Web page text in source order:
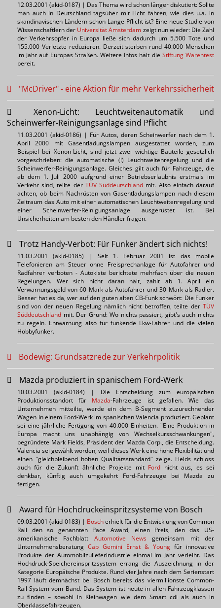
12.03.2001 (akid-0187) | Das Thema wird schon länger diskutiert: Sollte
man auch in Deutschland tagsüber mit Licht fahren, wie dies u.a. in
skandinavischen Ländern schon Lange Pflicht ist? Eine neue Studie von
Wissenschaftlern der Universität Amsterdam zeigt nun wieder: Die Zahl
der Verkehrsopfer in Europa ließe sich dadurch um 5.500 Tote und
155.000 Verletzte reduzieren. Derzeit sterben rund 40.000 Menschen
im Jahr auf Europas Straßen. Weitere Infos hält die Stiftung Warentest
bereit.
"McDriver" - eine Aktion für mehr Verkehrssicherheit
Xenon-Licht: Leuchtweitenautomatik und
Scheinwerfer-Reinigungsanlage sind Pflicht
11.03.2001 (akid-0186) | Für Autos, deren Scheinwerfer nach dem 1.
April 2000 mit Gasentladungslampen ausgestattet worden, zum
Beispiel bei Xenon-Licht, sind jetzt zwei wichtige Bauteile gesetzlich
vorgeschrieben: die automatische (!) Leuchtweitenregelung und die
Scheinwerfer-Reinigungsanlage. Gleiches gilt auch für Fahrzeuge, die
ab dem 1. Juli 2000 aufgrund einer Betriebserlaubnis erstmals im
Verkehr sind, teilte der TÜV Süddeutschland mit. Also einfach darauf
achten, ob beim Nachrüsten von Gasentladungslampen nach diesem
Zeitraum das Auto mit einer automatischen Leuchtweitenregelung und
einer Scheinwerfer-Reinigungsanlage ausgerüstet ist. Bei
Unsicherheiten am besten den Händler fragen.
Trotz Handy-Verbot: Für Funker ändert sich nichts!
11.03.2001 (akid-0185) | Seit 1. Februar 2001 ist das mobile
Telefonieren am Steuer ohne Freisprechanlage für Autofahrer und
Radfahrer verboten - Autokiste berichtete mehrfach über die neuen
Regelungen. Wer sich nicht daran hält, zahlt ab 1. April ein
Verwarnungsgeld von 60 Mark als Autofahrer und 30 Mark als Radler.
Besser hat es da, wer auf den guten alten CB-Funk schwört: Die Funker
sind von der neuen Regelung nämlich nicht betroffen, teilte der TÜV
Süddeutschland mit. Der Grund: Wo nichts passiert, gibt's auch nichts
zu regeln. Entwarnung also für funkende Lkw-Fahrer und die vielen
Hobbyfunker.
Bodewig: Grundsatzrede zur Verkehrpolitik
Mazda produziert in spanischem Ford-Werk
10.03.2001 (akid-0184) | Die Entscheidung zum europäischen
Produktionsstandort für Mazda-Fahrzeuge ist gefallen. Wie das
Unternehmen mitteilte, werde ein dem B-Segment zuzurechnender
Wagen in einem Ford-Werk im spanischen Valencia produziert. Geplant
sei eine jährliche Fertigung von 40.000 Einheiten. "Eine Produktion in
Europa macht uns unabhängig von Wechselkursschwankungen",
begründete Mark Fields, Präsident der Mazda Corp., die Entscheidung.
Valencia sei gewählt worden, weil dieses Werk eine hohe Flexibilität und
einen "gleichbleibend hohen Qualitätsstandard" zeige. Fields schloss
auch für die Zukunft ähnliche Projekte mit Ford nicht aus, es sei
denkbar, künftig auch umgekehrt Ford-Fahrzeuge bei Mazda zu
fertigen.
Award für Hochdruckeinspritzsysteme von Bosch
09.03.2001 (akid-0183) | Boscherhielt für die Entwicklung von Common
Rail den so genannten Pace Award, einen Preis, den das US-
amerikanische Fachblatt Automotive News gemeinsam mit der
Unternehmensberatung Cap Gemini Ernst & Young für innovative
Produkte der Automobilzulieferindustrie einmal im Jahr verleiht. Das
Hochdruck-Speichereinspritzsystem errang die Auszeichnung in der
Kategorie Europäische Produkte. Rund vier Jahre nach dem Serienstart
1997 läuft demnächst bei Bosch bereits das viermillionste Common-
Rail-System vom Band. Das System ist heute in allen Fahrzeugklassen
zu finden – sowohl in Kleinwagen wie dem Smart cdi als auch in
Oberklassefahrzeugen.